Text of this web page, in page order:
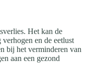
Het kan de
en de eetlust
bij het verminderen van
aan een gezond